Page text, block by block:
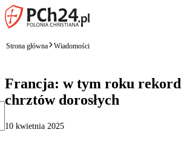
Strona główna Wiadomości
Francja: w tym roku
chrztów dorosłych
10 kwietnia 2025